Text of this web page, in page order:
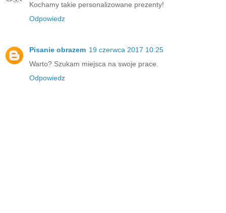
Kochamy takie personalizowane prezenty!
Odpowiedz
Pisanie obrazem 19 czerwca 2017 10:25
Warto? Szukam miejsca na swoje prace.
Odpowiedz